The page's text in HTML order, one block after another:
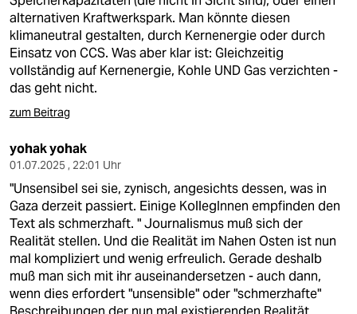
alternativen Kraftwerkspark. Man könnte diesen
klimaneutral gestalten, durch Kernenergie oder durch
Einsatz von CCS. Was aber klar ist: Gleichzeitig
vollständig auf Kernenergie, Kohle UND Gas verzichten -
das geht nicht.
zum Beitrag
yohak yohak
01.07.2025 , 22:01 Uhr
"Unsensibel sei sie, zynisch, angesichts dessen, was in
Gaza derzeit passiert. Einige KollegInnen empfinden den
Text als schmerzhaft. " Journalismus muß sich der
Realität stellen. Und die Realität im Nahen Osten ist nun
mal kompliziert und wenig erfreulich. Gerade deshalb
muß man sich mit ihr auseinandersetzen - auch dann,
wenn dies erfordert "unsensible" oder "schmerzhafte"